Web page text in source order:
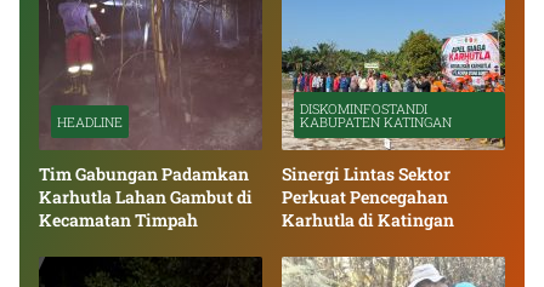
HEADLINE
Tim Gabungan Padamkan
Karhutla Lahan Gambut di
Kecamatan Timpah
DISKOMINFOSTANDI
KABUPATEN KATINGAN
Sinergi Lintas Sektor
Perkuat Pencegahan
Karhutla di Katingan